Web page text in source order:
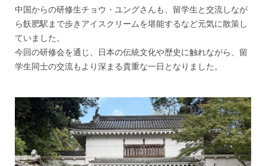
中国からの研修生チョウ・ユングさんも、留学生と交流しなが
ら飫肥駅まで歩きアイスクリームを堪能するなど元気に散策し
ていました。
今回の研修会を通じ、日本の伝統文化や歴史に触れながら、留
学生同士の交流もより深まる貴重な一日となりました。